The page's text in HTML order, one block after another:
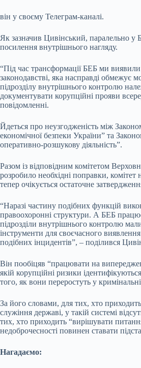
він у своєму Телеграм-каналі.
Як зазначив Цивінський, паралельно у
посилення внутрішнього нагляду.
“Під час трансформації БЕБ ми
законодавстві, яка насправді обмежує
підрозділу внутрішнього контролю
документувати корупційні прояви
повідомленні.
Йдеться про неузгодженість між
економічної безпеки України” та
оперативно-розшукову діяльність”.
Разом із відповідним комітетом
розробило необхідні поправки, комітет
тепер очікується остаточне
“Наразі частину подібних функцій
правоохоронні структури. А БЕБ
підрозділи внутрішнього контролю мали
інструменти для своєчасного
подібних інцидентів”, – поділився
Він пообіцяв “працювати на
якій корупційні ризики
того, як вони переростуть у
За його словами, для тих, хто
служіння державі, у такій системі
тих, хто приходить “вирішувати
недоброчесності повинен ставати
Нагадаємо: